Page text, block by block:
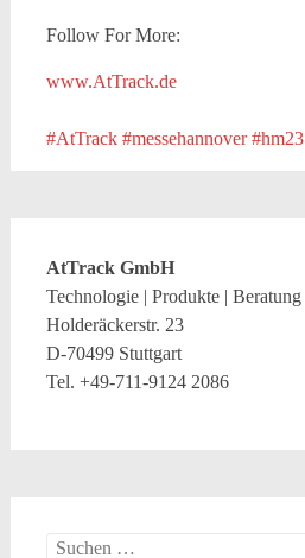
Follow For More:
www.AtTrack.de
#AtTrack #messehannover #hm23
AtTrack GmbH
Technologie | Produkte | Beratung
Holderäckerstr. 23
D-70499 Stuttgart
Tel. +49-711-9124 2086
Suche